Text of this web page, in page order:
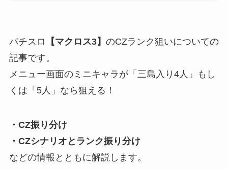
パチスロ 【マクロス3】 のCZランク狙いについての
記事です。
メニュー画面のミニキャラが「三島入り4人」もし
くは「5人」なら狙える！
・CZ振り分け
・CZシナリオとランク振り分け
などの情報とともに解説します。